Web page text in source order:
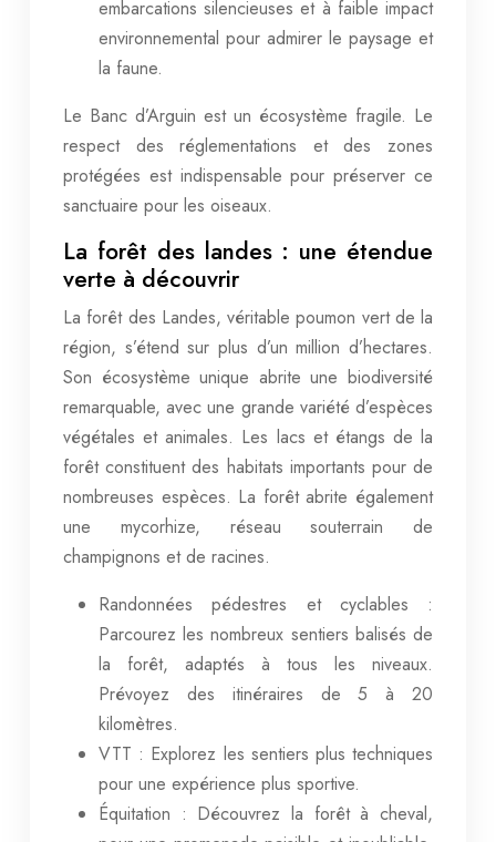
embarcations silencieuses et à faible impact
environnemental pour admirer le paysage et
la faune.
Le Banc d’Arguin est un écosystème fragile. Le
respect des réglementations et des zones
protégées est indispensable pour préserver ce
sanctuaire pour les oiseaux.
La forêt des landes : une étendue
verte à découvrir
La forêt des Landes, véritable poumon vert de la
région, s’étend sur plus d’un million d’hectares.
Son écosystème unique abrite une biodiversité
remarquable, avec une grande variété d’espèces
végétales et animales. Les lacs et étangs de la
forêt constituent des habitats importants pour de
nombreuses espèces. La forêt abrite également
une mycorhize, réseau souterrain de
champignons et de racines.
Randonnées pédestres et cyclables :
Parcourez les nombreux sentiers balisés de
la forêt, adaptés à tous les niveaux.
Prévoyez des itinéraires de 5 à 20
kilomètres.
VTT : Explorez les sentiers plus techniques
pour une expérience plus sportive.
Équitation : Découvrez la forêt à cheval,